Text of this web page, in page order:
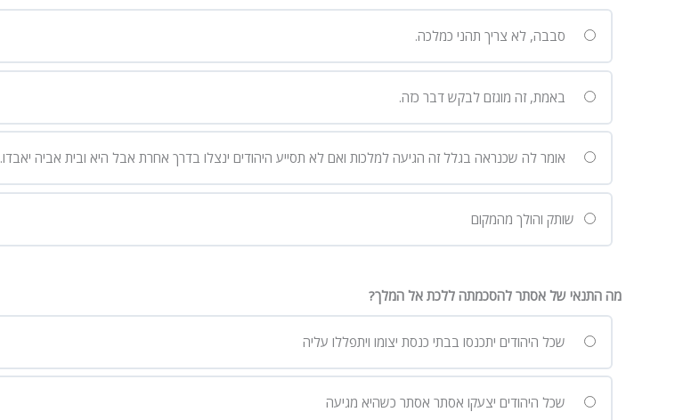
סבבה, לא צריך תהני כמלכה.
באמת, זה מוגזם לבקש דבר כזה.
אומר לה שכנראה בגלל זה הגיעה למלכות ואם לא תסייע היהודים ינצלו בדרך אחרת אבל היא ובית אביה יאבדו.
שותק והולך מהמקום
מה התנאי של אסתר להסכמתה ללכת אל המלך?
שכל היהודים יתכנסו בבתי כנסת יצומו ויתפללו עליה
שכל היהודים יצעקו אסתר אסתר כשהיא מגיעה